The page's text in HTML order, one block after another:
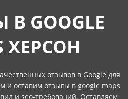
GOOGLE
ХЕРСОН
отзывов в Google для
и оставим отзывы в google maps
и seo-требований. Оставляем